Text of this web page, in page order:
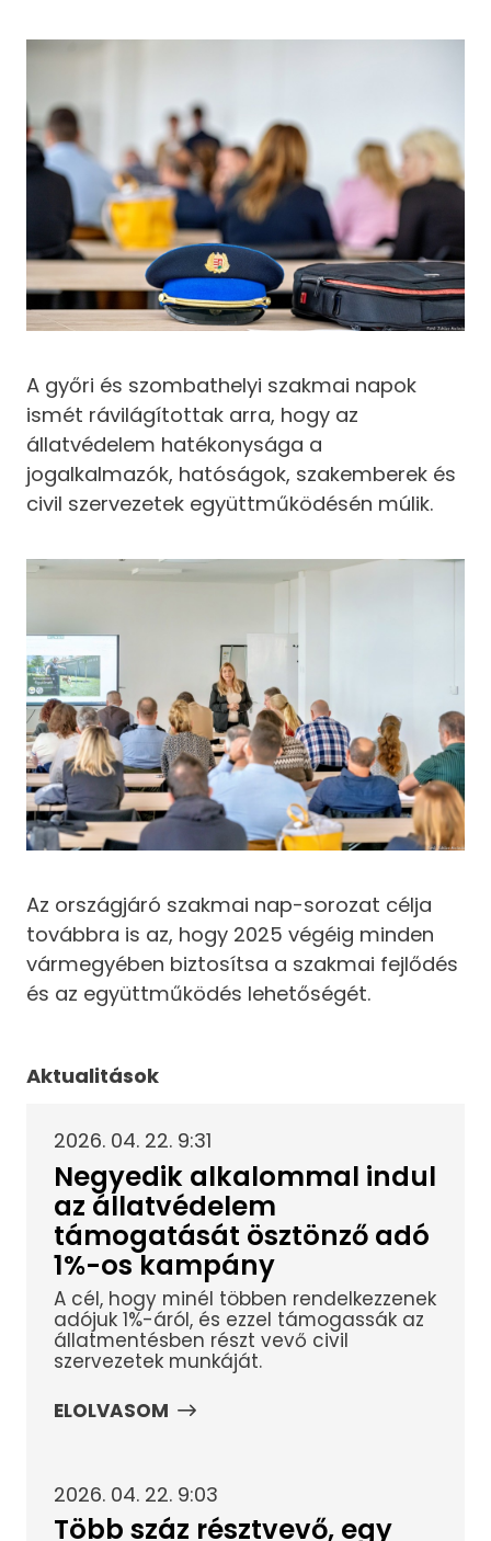
A győri és szombathelyi szakmai napok
ismét rávilágítottak arra, hogy az
állatvédelem hatékonysága a
jogalkalmazók, hatóságok, szakemberek és
civil szervezetek együttműködésén múlik.
Az országjáró szakmai nap-sorozat célja
továbbra is az, hogy 2025 végéig minden
vármegyében biztosítsa a szakmai fejlődés
és az együttműködés lehetőségét.
Aktualitások
2026. 04. 22. 9:31
Negyedik alkalommal indul
az állatvédelem
támogatását ösztönző adó
1%-os kampány
A cél, hogy minél többen rendelkezzenek
adójuk 1%-áról, és ezzel támogassák az
állatmentésben részt vevő civil
szervezetek munkáját.
ELOLVASOM
2026. 04. 22. 9:03
Több száz résztvevő, egy